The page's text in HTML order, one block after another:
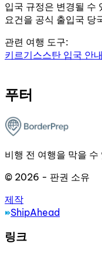
입국 규정은 변경될 수
요건을 공식 출입국 당
관련 여행 도구:
키르기스스탄 입국 안내
푸터
비행 전 여행을 막을
© 2026 - 판권 소유
제작
ShipAhead
링크